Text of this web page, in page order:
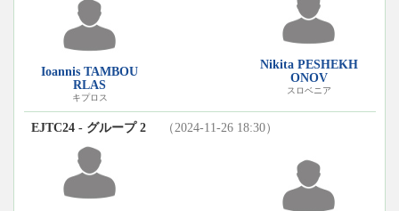
Ioannis TAMBOU
RLAS
キプロス
Nikita PESHEKH
ONOV
スロベニア
EJTC24 - グループ 2 （2024-11-26 18:30）